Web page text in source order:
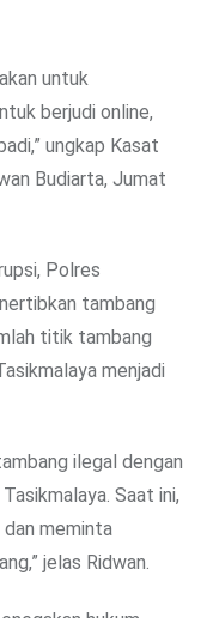
untuk
berjudi online,
ungkap Kasat
Budiarta, Jumat
Polres
tambang
titik tambang
menjadi
ilegal dengan
Saat ini,
dan meminta
jelas Ridwan.